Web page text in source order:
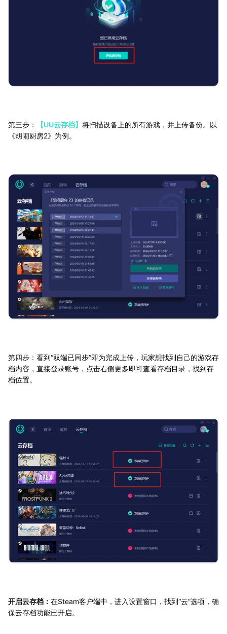
第三步： 【UU云存档】 将扫描设备上的所有游戏，并上传备份。以
《胡闹厨房2》为例。
第四步：看到“双端已同步”即为完成上传，玩家想找到自己的游戏存
档内容，直接登录账号，点击右侧更多即可查看存档目录，找到存
档位置。
开启云存档： 在Steam客户端中，进入设置窗口，找到“云”选项，确
保云存档功能已开启。